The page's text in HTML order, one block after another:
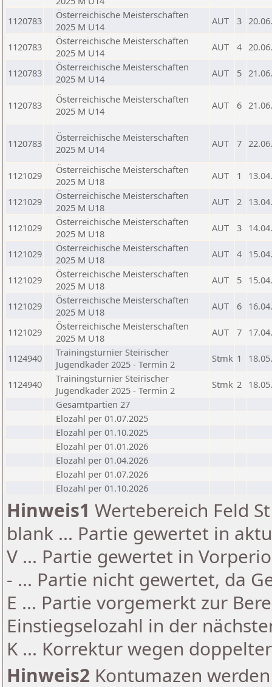
1120783
Österreichische Meisterschaften
2025 M U14
AUT 3
1120783
Österreichische Meisterschaften
2025 M U14
AUT 4
1120783
Österreichische Meisterschaften
2025 M U14
AUT 5
1120783
Österreichische Meisterschaften
2025 M U14
AUT 6
1120783
Österreichische Meisterschaften
2025 M U14
AUT 7
1121029
Österreichische Meisterschaften
2025 M U18
AUT 1
1121029
Österreichische Meisterschaften
2025 M U18
AUT 2
1121029
Österreichische Meisterschaften
2025 M U18
AUT 3
1121029
Österreichische Meisterschaften
2025 M U18
AUT 4
1121029
Österreichische Meisterschaften
2025 M U18
AUT 5
1121029
Österreichische Meisterschaften
2025 M U18
AUT 6
1121029
Österreichische Meisterschaften
2025 M U18
AUT 7
1124940
Trainingsturnier Steirischer
Jugendkader 2025 - Termin 2
Stmk 1
1124940
Trainingsturnier Steirischer
Jugendkader 2025 - Termin 2
Stmk 2
Gesamtpartien 27
Elozahl per 01.07.2025
Elozahl per 01.10.2025
Elozahl per 01.01.2026
Elozahl per 01.04.2026
Elozahl per 01.07.2026
Elozahl per 01.10.2026
Hinweis1 Wertebereich Feld
blank ... Partie gewertet in
V ... Partie gewertet in
- ... Partie nicht gewertet, da
E ... Partie vorgemerkt zur
Einstiegselozahl in der
K ... Korrektur wegen
Hinweis2 Kontumazen